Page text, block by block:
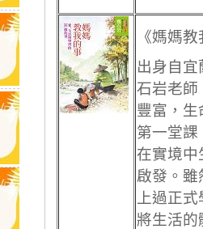
《媽媽
出身自
石岩老師
豐富，生
第一堂課
在實境中
啟發。雖
上過正
將生活的